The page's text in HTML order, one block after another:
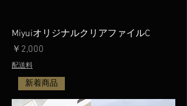
MiyuiオリジナルクリアファイルC
価格
￥2,000
配送料
新着商品